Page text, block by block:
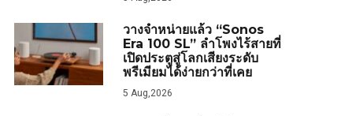
วางจำหน่ายแล้ว “Sonos
Era 100 SL” ลำโพงไร้สายที่
เปิดประตูสู่โลกเสียงระดับ
พรีเมียมได้ง่ายกว่าที่เคย
5 Aug,2026